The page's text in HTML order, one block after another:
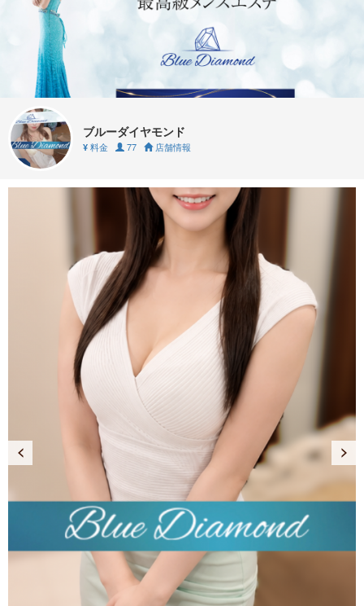
ブルーダイヤモンド
¥ 料金 77 店舗情報